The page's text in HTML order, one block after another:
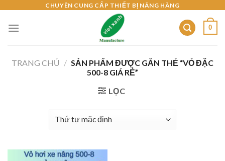
content
CHUYÊN CUNG CẤP THIẾT BỊ NÂNG HÀNG
0
TRANG CHỦ / SẢN PHẨM ĐƯỢC GẮN THẺ “VỎ ĐẶC
500-8 GIÁ RẺ”
LỌC